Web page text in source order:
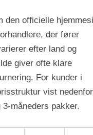
den officielle
der fører
efter land og
giver ofte klare
For kunder i
vist nedenfor
måneders pakker.